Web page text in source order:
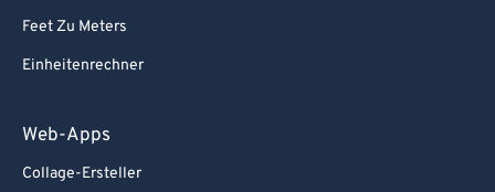
Feet Zu Meters
Einheitenrechner
Web-Apps
Collage-Ersteller